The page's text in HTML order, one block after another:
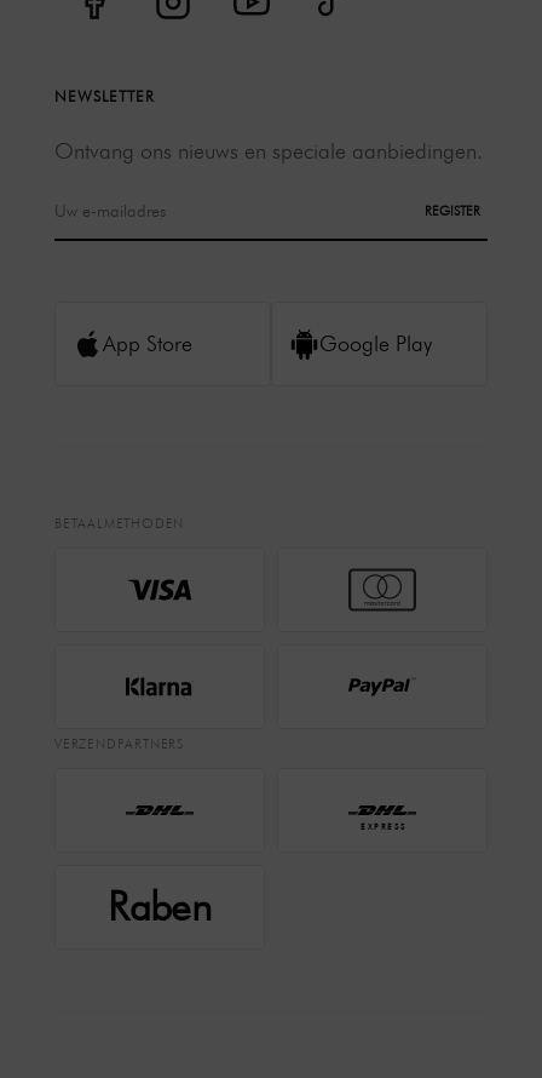
NEWSLETTER
Ontvang ons nieuws en speciale aanbiedingen.
REGISTER
App Store Google Play
BETAALMETHODEN
VERZENDPARTNERS
EXPRESS
Raben